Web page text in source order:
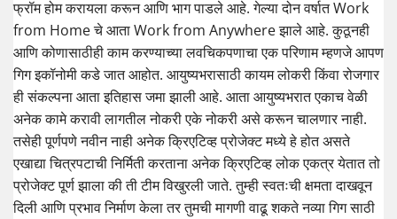
फ्रॉम होम करायला करून आणि भाग पाडले आहे. गेल्या दोन वर्षात Work
from Home चे आता Work from Anywhere झाले आहे. कुठूनही
आणि कोणासाठीही काम करण्याच्या लवचिकपणाचा एक परिणाम म्हणजे आपण
गिग इकॉनोमी कडे जात आहोत. आयुष्यभरासाठी कायम लोकरी किंवा रोजगार
ही संकल्पना आता इतिहास जमा झाली आहे. आता आयुष्यभरात एकाच वेळी
अनेक कामे करावी लागतील नोकरी एके नोकरी असे करून चालणार नाही.
तसेही पूर्णपणे नवीन नाही अनेक क्रिएटिव्ह प्रोजेक्ट मध्ये हे होत असते
एखाद्या चित्रपटाची निर्मिती करताना अनेक क्रिएटिव्ह लोक एकत्र येतात तो
प्रोजेक्ट पूर्ण झाला की ती टीम विखुरली जाते. तुम्ही स्वतःची क्षमता दाखवून
दिली आणि प्रभाव निर्माण केला तर तुमची मागणी वाढू शकते नव्या गिग साठी